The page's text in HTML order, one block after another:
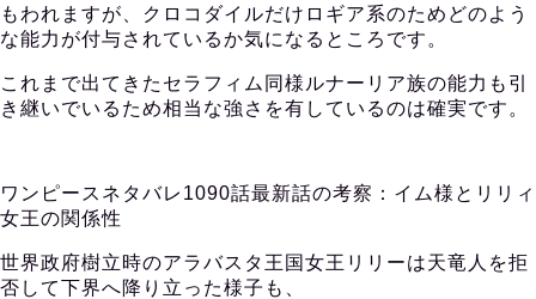
もわれますが、クロコダイルだけロギア系のためどのよう
な能力が付与されているか気になるところです。
これまで出てきたセラフィム同様ルナーリア族の能力も引
き継いでいるため相当な強さを有しているのは確実です。
ワンピースネタバレ1090話最新話の考察：イム様とリリィ
女王の関係性
世界政府樹立時のアラバスタ王国女王リリーは天竜人を拒
否して下界へ降り立った様子も、